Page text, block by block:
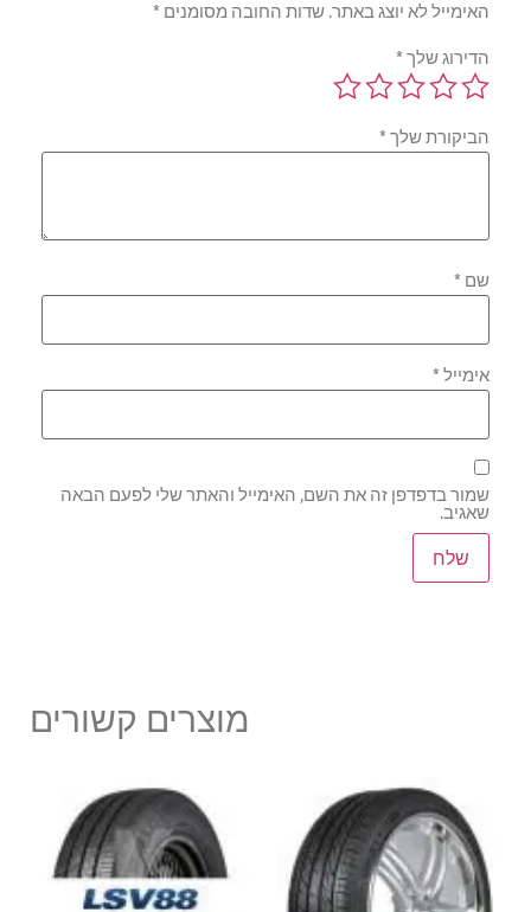
האימייל לא יוצג באתר.שדות החובה מסומנים*
הדירוג שלך*
הביקורת שלך*
שם*
אימייל*
שמור בדפדפן זה את השם, האימייל והאתר שלי לפעם הבאה
שאגיב.
מוצרים קשורים